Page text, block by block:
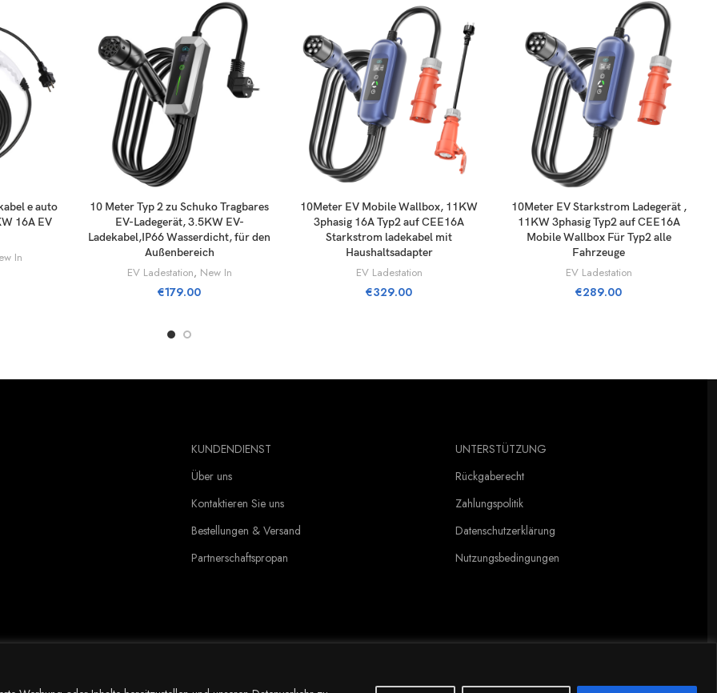
Seitenschutz
Hundeautositzbezug, kratzfester Rutschfester Autositzbezug für Hunde, Hundesitzbezüge für
e auto
16A EV
In
LÄGG TILL I VARUKORG
10 Meter Typ 2 zu Schuko Tragbares
EV-Ladegerät, 3.5KW EV-
Ladekabel,IP66 Wasserdicht, für den
Außenbereich
EV Ladestation, New In
€179.00
LÄGG TILL I VARUKORG
10Meter EV Mobile Wallbox, 11KW
3phasig 16A Typ2 auf CEE16A
Starkstrom ladekabel mit
Haushaltsadapter
EV Ladestation
€329.00
LÄGG TILL I VARUKORG
10Meter EV Starkstrom Ladegerät ,
11KW 3phasig Typ2 auf CEE16A
Mobile Wallbox Für Typ2 alle
Fahrzeuge
EV Ladestation
€289.00
KUNDENDIENST
Über uns
Kontaktieren Sie uns
Bestellungen & Versand
Partnerschaftspropan
UNTERSTÜTZUNG
Rückgaberecht
Zahlungspolitik
Datenschutzerklärung
Nutzungsbedingungen